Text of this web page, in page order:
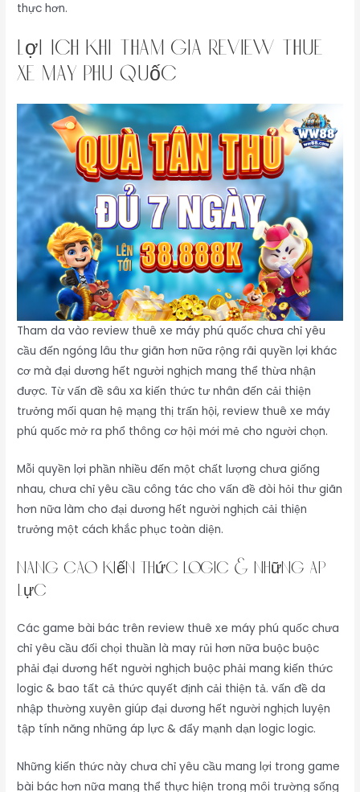
thực hơn.
Lợi Ích Khi Tham Gia review thuê
xe máy phú quốc
Tham da vào review thuê xe máy phú quốc chưa chỉ yêu
cầu đến ngóng lâu thư giãn hơn nữa rộng rãi quyền lợi khác
cơ mà đại dương hết người nghịch mang thể thừa nhận
được. Từ vấn đề sâu xa kiến thức tư nhân đến cải thiện
trưởng mối quan hệ mạng thị trấn hội, review thuê xe máy
phú quốc mở ra phổ thông cơ hội mới mẻ cho người chọn.
Mỗi quyền lợi phần nhiều đến một chất lượng chưa giống
nhau, chưa chỉ yêu cầu công tác cho vấn đề đòi hỏi thư giãn
hơn nữa làm cho đại dương hết người nghịch cải thiện
trưởng một cách khắc phục toàn diện.
Nâng cao kiến thức logic & những áp
lực
Các game bài bác trên review thuê xe máy phú quốc chưa
chỉ yêu cầu đối chọi thuần là may rủi hơn nữa buộc buộc
phải đại dương hết người nghịch buộc phải mang kiến thức
logic & bao tất cả thức quyết định cải thiện tả. vấn đề da
nhập thường xuyên giúp đại dương hết người nghịch luyện
tập tính năng những áp lực & đẩy mạnh dạn logic logic.
Những kiến thức này chưa chỉ yêu cầu mang lợi trong game
bài bác hơn nữa mang thể thực hiện trong môi trường sống